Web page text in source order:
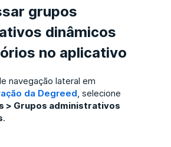
grupos
dinâmicos
no aplicativo
navegação lateral em
da Degreed, selecione
> Grupos administrativos
.